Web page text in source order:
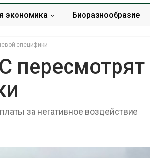
экономика Биоразнообразие
специфики
пересмотрят
за негативное воздействие
Камчатские северные
олени набирают вес
Авг 7, 2026